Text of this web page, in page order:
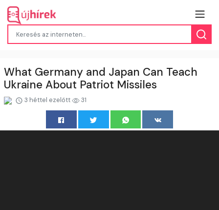
What Germany and Japan Can Teach
Ukraine About Patriot Missiles
3 héttel ezelőtt 31